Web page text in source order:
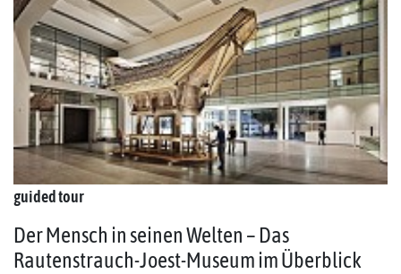
guided tour
Der Mensch in seinen Welten – Das
Rautenstrauch-Joest-Museum im Überblick